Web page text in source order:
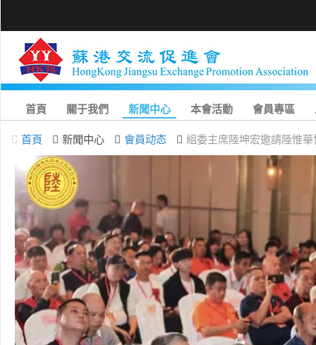
首頁 關于我們 新聞中心 本會活動 會員專區
首頁 新聞中心 會員动态 組委主席陸坤宏邀請陸惟